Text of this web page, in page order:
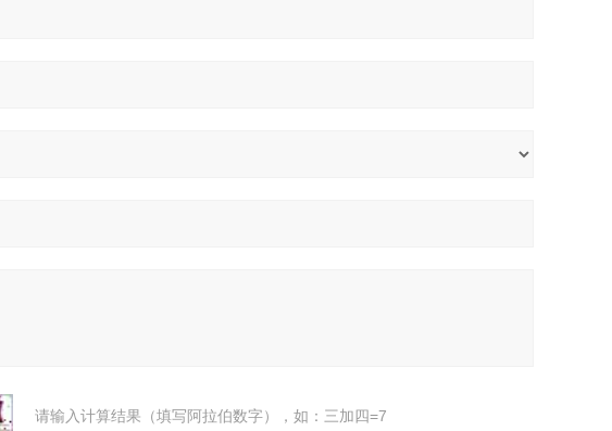
请输入计算结果（填写阿拉伯数字），如：三加四=7